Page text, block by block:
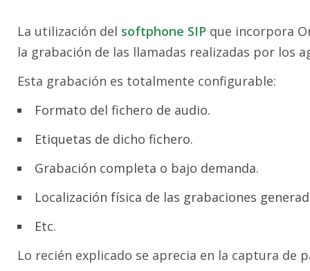
La utilización del softphone SIP que incorpora
la grabación de las llamadas realizadas por los
Esta grabación es totalmente configurable:
Formato del fichero de audio.
Etiquetas de dicho fichero.
Grabación completa o bajo demanda.
Localización física de las grabaciones
Etc.
Lo recién explicado se aprecia en la captura de